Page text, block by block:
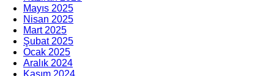
Mayıs 2025
Nisan 2025
Mart 2025
Şubat 2025
Ocak 2025
Aralık 2024
Kasım 2024